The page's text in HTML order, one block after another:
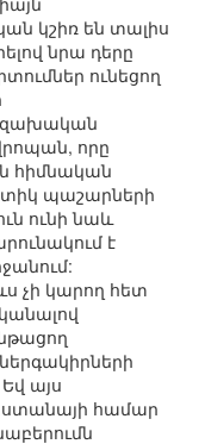
կշիռ են տալիս
նրա դերը
ունեցող
որը
հիմնական
պաշարների
ունի նաև
է
չի կարող հետ
այս
համար